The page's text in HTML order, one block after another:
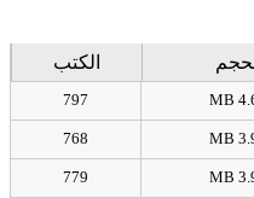
الكتب
797
768
779